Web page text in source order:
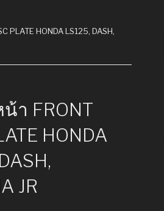
PLATE HONDA LS125, DASH,
า FRONT
HONDA
JR